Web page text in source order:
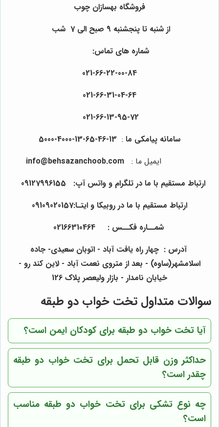
فروشگاه بهسازان چوب
از شنبه تا پنجشنبه 9 صبح الی 7 شب
شماره های تماس:
021-66-22-00-84
021-66-31-04-64
021-66-13-95-72
سامانه پیامکی ما :
13-46-65-13-4000-5000
ایمیل ما :
info@behsazanchoob.com
ارتباط مستقیم با ما در تلگرام و واتس آپ: 09127996155
ارتباط مستقیم با ما در روبیکا و ایتـا:09109020157
شمــاره فکــس :
02166310464
آدرس : چهار راه یافت آباد - اتوبان سعیدی- جاده
اسلامشهر(ساوه) - بعد از متروی نعمت آباد - لاین کند رو -
خیابان نامدار - بازار ولیعصر پلاک 126
سوالات متداول تخت خواب دو طبقه
آیا تخت خواب دو طبقه برای کودکان ایمن است؟
حداکثر وزن قابل تحمل برای تخت خواب دو طبقه
چقدر است؟
چه نوع تشکی برای تخت خواب دو طبقه مناسب
است؟